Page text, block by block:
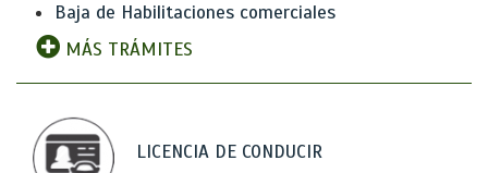
Baja de Habilitaciones comerciales
MÁS TRÁMITES
LICENCIA DE CONDUCIR